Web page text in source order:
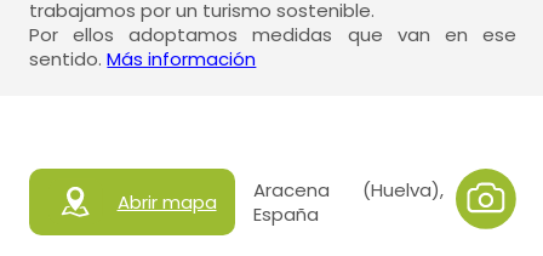
trabajamos por un turismo sostenible.
Por ellos adoptamos medidas que van en ese
sentido.Más información
Abrir mapa
Aracena (Huelva),
España